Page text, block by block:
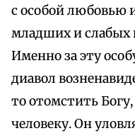
с особой любовью
младших и слабых
Именно за эту
диавол
то отомстить
человеку. Он